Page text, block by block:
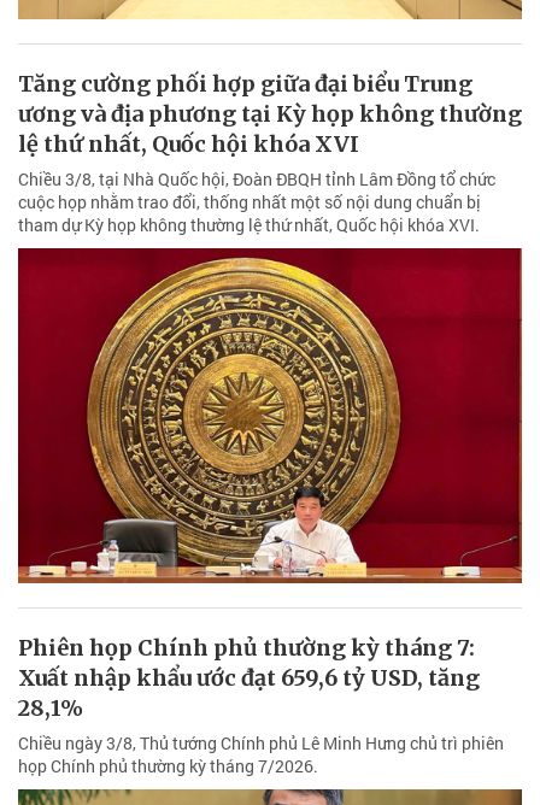
Tăng cường phối hợp giữa đại biểu Trung
ương và địa phương tại Kỳ họp không thường
lệ thứ nhất, Quốc hội khóa XVI
Chiều 3/8, tại Nhà Quốc hội, Đoàn ĐBQH tỉnh Lâm Đồng tổ chức
cuộc họp nhằm trao đổi, thống nhất một số nội dung chuẩn bị
tham dự Kỳ họp không thường lệ thứ nhất, Quốc hội khóa XVI.
Phiên họp Chính phủ thường kỳ tháng 7:
Xuất nhập khẩu ước đạt 659,6 tỷ USD, tăng
28,1%
Chiều ngày 3/8, Thủ tướng Chính phủ Lê Minh Hưng chủ trì phiên
họp Chính phủ thường kỳ tháng 7/2026.